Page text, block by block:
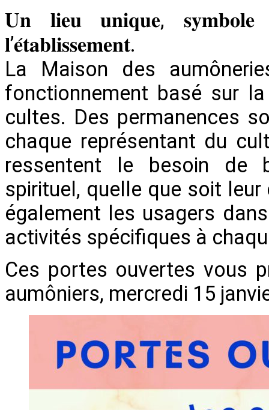
𝐔𝐧 𝐥𝐢𝐞𝐮 𝐮𝐧𝐢𝐪𝐮𝐞, 𝐬𝐲𝐦𝐛𝐨𝐥𝐞
𝐥’𝐞́𝐭𝐚𝐛𝐥𝐢𝐬𝐬𝐞𝐦𝐞𝐧𝐭.
La Maison des
fonctionnement basé sur
cultes. Des permanences
chaque représentant du
ressentent le besoin de
spirituel, quelle que soit
également les usagers
activités spécifiques à
Ces portes ouvertes vous
aumôniers, mercredi 15